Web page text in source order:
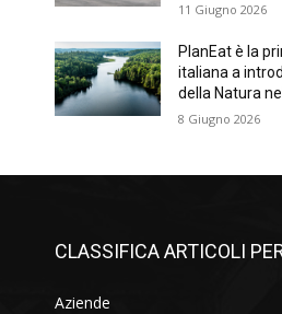
11 Giugno 2026
PlanEat è la
italiana a
della Natura
8 Giugno 2026
CLASSIFICA ARTICOLI
Aziende